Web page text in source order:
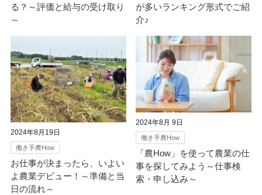
る？～評価と給与の受け取り
～
が多いランキング形式でご紹
介♪
2024年8月19日
働き手農How
お仕事が決まったら、いよい
よ農業デビュー！～準備と当
日の流れ～
2024年8月 9日
働き手農How
「農How」を使って農業の仕
事を探してみよう～仕事検
索・申し込み～